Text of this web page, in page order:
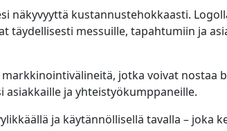
näkyvyyttä kustannustehokkaasti.
täydellisesti messuille, tapahtumiin ja
jotka voivat nostaa
ja yhteistyökumppaneille.
ja käytännöllisellä tavalla – joka